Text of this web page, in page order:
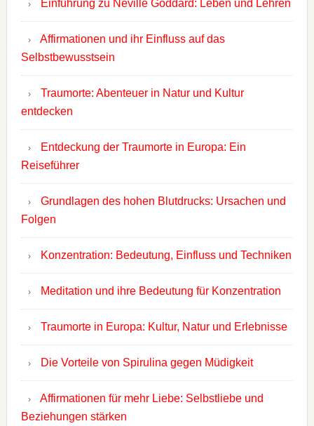
Einführung zu Neville Goddard: Leben und Lehren
Affirmationen und ihr Einfluss auf das
Selbstbewusstsein
Traumorte: Abenteuer in Natur und Kultur
entdecken
Entdeckung der Traumorte in Europa: Ein
Reiseführer
Grundlagen des hohen Blutdrucks: Ursachen und
Folgen
Konzentration: Bedeutung, Einfluss und Techniken
Meditation und ihre Bedeutung für Konzentration
Traumorte in Europa: Kultur, Natur und Erlebnisse
Die Vorteile von Spirulina gegen Müdigkeit
Affirmationen für mehr Liebe: Selbstliebe und
Beziehungen stärken